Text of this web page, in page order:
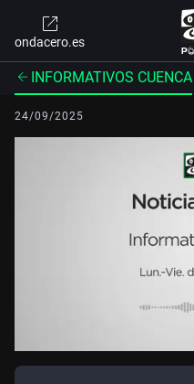
ondacero.es
INFORMATIVOS CUENCA
24/09/2025